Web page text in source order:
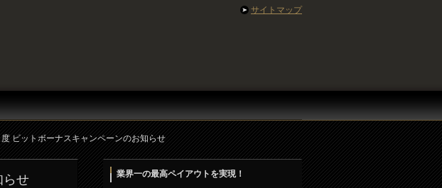
ビットボーナスキャンペーンのお知らせ
らせ 業界一の最高ペイアウトを実現！
サイトマップ